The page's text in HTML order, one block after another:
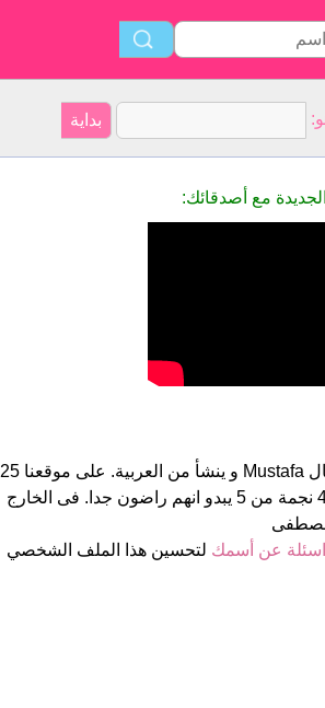
مع أصدقائك:
مصطفى هو اسم للبنين الأسم شكل من أشكال Mustafa و ينشأ من العربية. على موقعنا 25
الأشخاص بأسم مصطفى (قدر اسمائهم ب 4.5 نجمة من 5 يبدو انهم راضون جدا. فى الخارج
لتحسين هذا الملف الشخصي